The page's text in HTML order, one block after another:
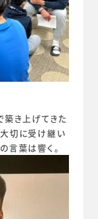
築き上げてきた
切に受け継い
言葉は響く。